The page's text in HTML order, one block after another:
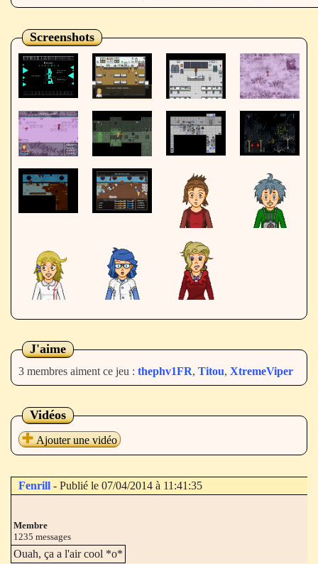
Screenshots
J'aime
3 membres aiment ce jeu : thephv1FR, Titou, XtremeViper
Vidéos
Ajouter une vidéo
Fenrill - Publié le 07/04/2014 à 11:41:35
Membre
1235 messages
Ouah, ça a l'air cool *o*